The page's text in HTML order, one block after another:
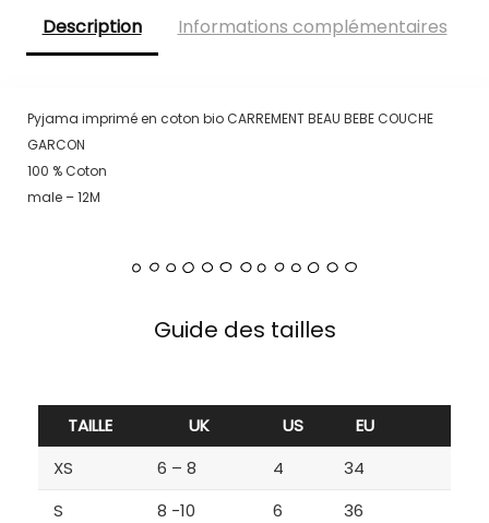
Description Informations complémentaires
Pyjama imprimé en coton bio CARREMENT BEAU BEBE COUCHE
GARCON
100 % Coton
male – 12M
Guide des tailles
TAILLE UK US
EU
XS
6 – 8 4
34
S
8 -10 6
36